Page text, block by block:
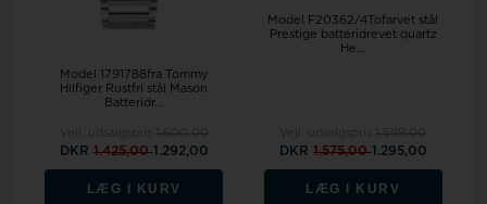
Model 1791788fra Tommy
Hilfiger Rustfri stål Mason
Batteridr...
DKR 1.425,001.292,00
LÆG I KURV
Model F20362/4Tofarvet stål
Prestige batteridrevet quartz
He...
DKR 1.575,001.295,00
LÆG I KURV